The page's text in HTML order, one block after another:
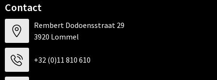
Contact
Rembert Dodoensstraat 29
3920 Lommel
+32 (0)11 810 610